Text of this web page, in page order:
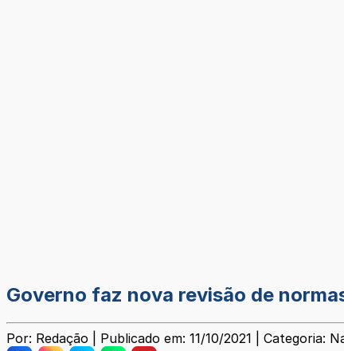
Governo faz nova revisão de
Por: Redação | Publicado em: 11/10/2021 | Categoria: